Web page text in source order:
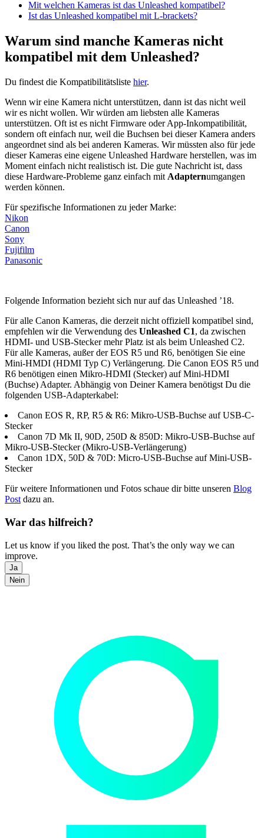
Mit welchen Kameras ist das Unleashed kompatibel?
Ist das Unleashed kompatibel mit L-brackets?
Warum sind manche Kameras nicht
kompatibel mit dem Unleashed?
Du findest die Kompatibilitätsliste hier.
Wenn wir eine Kamera nicht unterstützen, dann ist das nicht weil
wir es nicht wollen. Wir würden am liebsten alle Kameras
unterstützen. Oft ist es nicht Firmware oder App-Inkompatibilität,
sondern oft einfach nur, weil die Buchsen bei dieser Kamera anders
angeordnet sind als bei anderen Kameras. Wir müssten also für jede
dieser Kameras eine eigene Unleashed Hardware herstellen, was im
Moment einfach nicht realistisch ist. Die gute Nachricht ist, dass
diese Hardware-Probleme ganz einfach mit Adapternumgangen
werden können.
Für spezifische Informationen zu jeder Marke:
Nikon
Canon
Sony
Fujifilm
Panasonic
Folgende Information bezieht sich nur auf das Unleashed ’18.
Für alle Canon Kameras, die derzeit nicht offiziell kompatibel sind,
empfehlen wir die Verwendung des Unleashed C1, da zwischen
HDMI- und USB-Stecker mehr Platz ist als beim Unleashed C2.
Für alle Kameras, außer der EOS R5 und R6, benötigen Sie eine
Mini-HMDI (HDMI Typ C) Verlängerung. Die Canon EOS R5 und
R6 benötigen einen Mikro-HDMI (Stecker) auf Mini-HDMI
(Buchse) Adapter. Abhängig von Deiner Kamera benötigst Du die
folgenden USB-Adapterkabel:
Canon EOS R, RP, R5 & R6: Mikro-USB-Buchse auf USB-C-
Stecker
Canon 7D Mk II, 90D, 250D & 850D: Mikro-USB-Buchse auf
Mikro-USB-Stecker (Mikro-USB-Verlängerung)
Canon 1DX, 50D & 70D: Micro-USB-Buchse auf Mini-USB-
Stecker
Für weitere Informationen und Fotos schaue dir bitte unseren Blog
Post dazu an.
War das hilfreich?
Let us know if you liked the post. That’s the only way we can
improve.
Ja
Nein